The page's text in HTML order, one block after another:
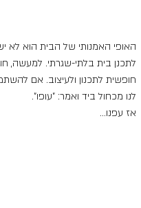
האופי האמנותי של הבית הוא לא
לתכנן בית בלתי-שגרתי. למעשה,
חופשית לתכנון ולעיצוב. אם
לנו מכחול ביד ואמר: "עופו".
אז עפנו...